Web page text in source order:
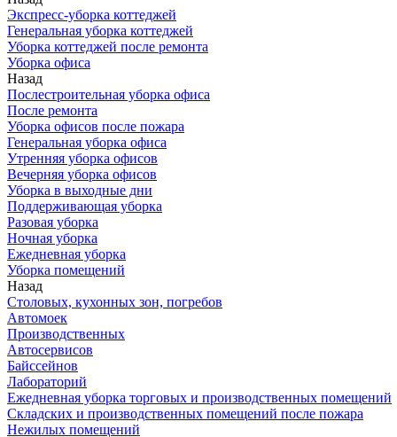
Экспресс-уборка коттеджей
Генеральная уборка коттеджей
Уборка коттеджей после ремонта
Уборка офиса
Назад
Послестроительная уборка офиса
После ремонта
Уборка офисов после пожара
Генеральная уборка офиса
Утренняя уборка офисов
Вечерняя уборка офисов
Уборка в выходные дни
Поддерживающая уборка
Разовая уборка
Ночная уборка
Ежедневная уборка
Уборка помещений
Назад
Столовых, кухонных зон, погребов
Автомоек
Производственных
Автосервисов
Байссейнов
Лабораторий
Ежедневная уборка торговых и производственных помещений
Складских и производственных помещений после пожара
Нежилых помещений